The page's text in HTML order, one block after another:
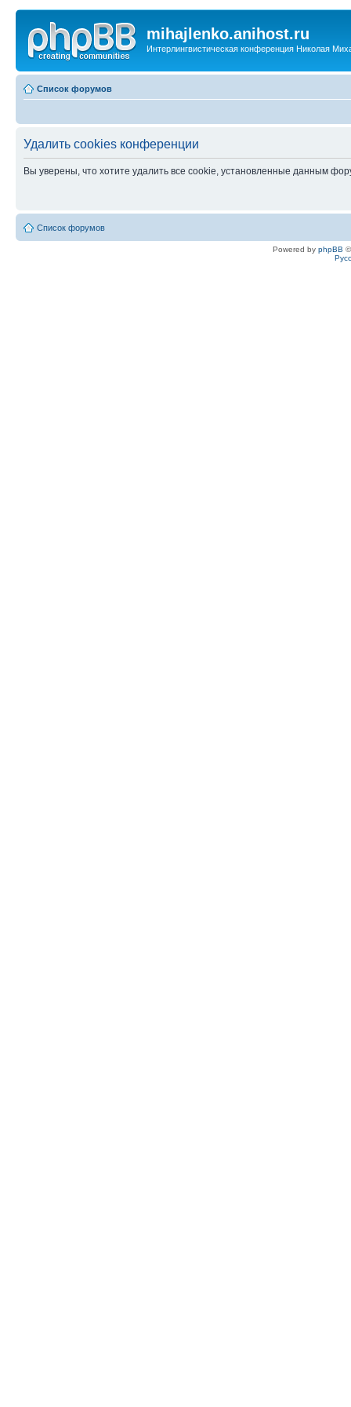
mihajlenko.anihost.ru
Интерлингвистическая конференция Николая
Список форумов
Удалить cookies конференции
Вы уверены, что хотите удалить все cookie, установленные данным
Список форумов
Powered by phpBB